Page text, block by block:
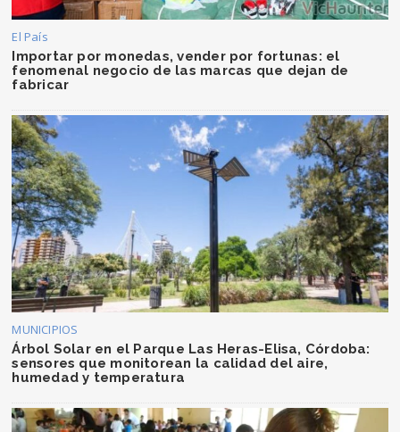
El País
Importar por monedas, vender por fortunas: el
fenomenal negocio de las marcas que dejan de
fabricar
MUNICIPIOS
Árbol Solar en el Parque Las Heras-Elisa, Córdoba:
sensores que monitorean la calidad del aire,
humedad y temperatura